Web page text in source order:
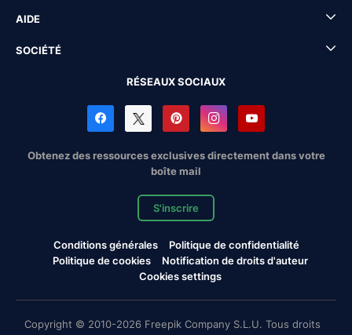
AIDE
SOCIÉTÉ
RÉSEAUX SOCIAUX
Obtenez des ressources exclusives directement dans votre
boîte mail
S'inscrire
Conditions générales
Politique de confidentialité
Politique de cookies
Notification de droits d'auteur
Cookies settings
Copyright © 2010-2026 Freepik Company S.L.U. Tous droits